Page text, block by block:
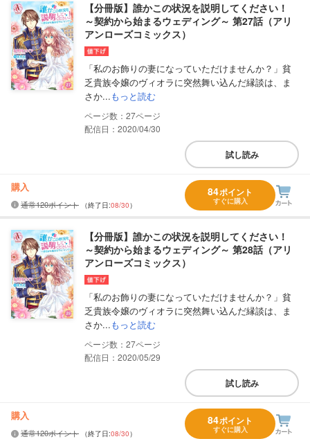
【分冊版】誰かこの状況を説明してください！
～契約から始まるウェディング～ 第27話（アリ
アンローズコミックス）
「私のお飾りの妻になっていただけませんか？」貧
乏貴族令嬢のヴィオラに突然舞い込んだ縁談は、ま
さか...もっと読む
27
配信日：2020/04/30
試し読み
購入
通常120ポイント （終了日:08/30）
84ポイント
すぐに購入
【分冊版】誰かこの状況を説明してください！
～契約から始まるウェディング～ 第28話（アリ
アンローズコミックス）
「私のお飾りの妻になっていただけませんか？」貧
乏貴族令嬢のヴィオラに突然舞い込んだ縁談は、ま
さか...もっと読む
27
配信日：2020/05/29
試し読み
購入
通常120ポイント （終了日:08/30）
84ポイント
すぐに購入